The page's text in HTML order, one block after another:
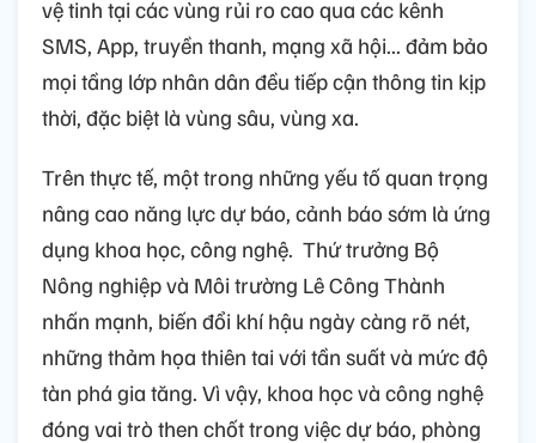
vệ tinh tại các vùng rủi ro cao qua các kênh
SMS, App, truyền thanh, mạng xã hội... đảm bảo
mọi tầng lớp nhân dân đều tiếp cận thông tin kịp
thời, đặc biệt là vùng sâu, vùng xa.
Trên thực tế, một trong những yếu tố quan trọng
nâng cao năng lực dự báo, cảnh báo sớm là ứng
dụng khoa học, công nghệ. Thứ trưởng Bộ
Nông nghiệp và Môi trường Lê Công Thành
nhấn mạnh, biến đổi khí hậu ngày càng rõ nét,
những thảm họa thiên tai với tần suất và mức độ
tàn phá gia tăng. Vì vậy, khoa học và công nghệ
đóng vai trò then chốt trong việc dự báo, phòng